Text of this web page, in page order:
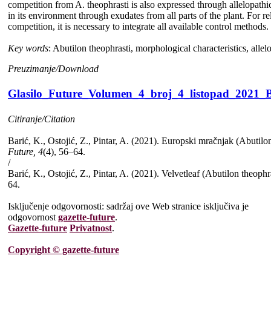
competition from A. theophrasti is also expressed through
in its environment through exudates from all parts of the plant. For
competition, it is necessary to integrate all available control methods.
Key words: Abutilon theophrasti, morphological characteristics,
Preuzimanje/Download
Citiranje/Citation
Barić, K., Ostojić, Z., Pintar, A. (2021). Europski mračnjak
Future, 4(4), 56–64.
/
Barić, K., Ostojić, Z., Pintar, A. (2021). Velvetleaf (Abutilon
64.
Isključenje odgovornosti: sadržaj ove Web stranice isključiva je
odgovornost gazette-future.
Gazette-future Privatnost.
Copyright © gazette-future